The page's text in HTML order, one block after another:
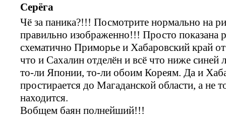
Серёга
Чё за паника?!!! Посмотрите нормально на
правильно изображенно!!! Просто показана
схематично Приморье и Хабаровский край
что и Сахалин отделён и всё что ниже
то-ли Японии, то-ли обоим Кореям. Да и
простирается до Магаданской области, а
находится.
Вобщем баян полнейший!!!